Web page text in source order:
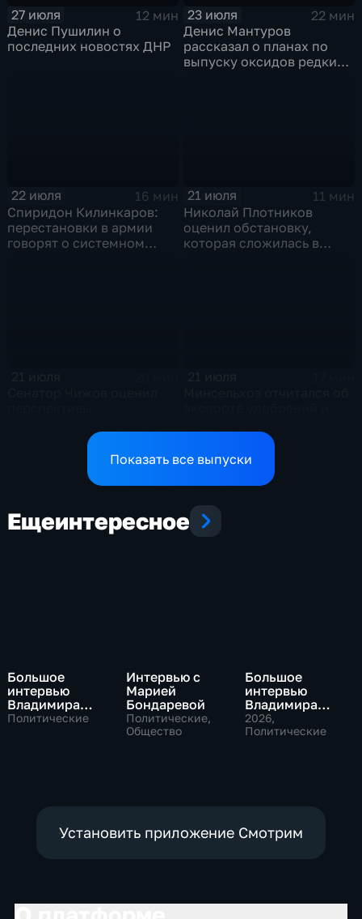
27 июля
12 мин
Денис Пушилин о
последних новостях ДНР
23 июля
22 мин
Денис Мантуров
рассказал о планах по
выпуску оксидов редких
22 июля
16 мин
Спиридон Килинкаров:
перестановки в армии
говорят о системном
21 июля
11 мин
Николай Плотников
оценил обстановку,
которая сложилась в
конфликтов на Ближнем
Востоке и диалог с
аграриев топливом
Показать все выпуски
Ещеинтересное
Большое
интервью
Владимира
Путина Сергею
Политические
Интервью с
Марией
Бондаревой
Политические,
Общество
Большое
интервью
Владимира
Соловьева
Роджеру
2026,
Политические
Установить приложение Смотрим